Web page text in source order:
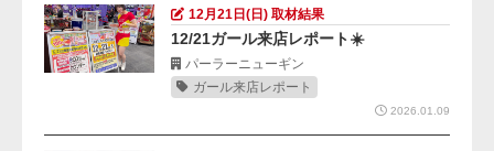
12月21日(日) 取材結果
12/21ガール来店レポート☀️
パーラーニューギン
ガール来店レポート
2026.01.09